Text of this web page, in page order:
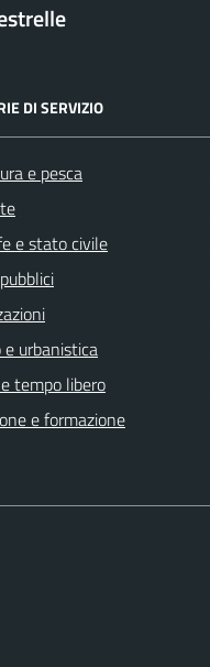
DI SERVIZIO
e pesca
e stato civile
urbanistica
tempo libero
e formazione